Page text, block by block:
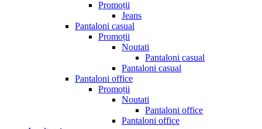
Promoții
Jeans
Pantaloni casual
Promoții
Noutati
Pantaloni casual
Pantaloni casual
Pantaloni office
Promoții
Noutati
Pantaloni office
Pantaloni office